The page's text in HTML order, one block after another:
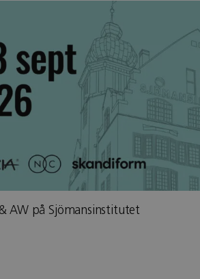
AW på Sjömansinstitutet